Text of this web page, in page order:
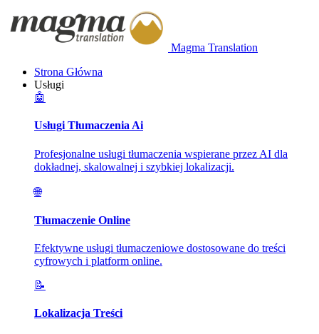
Magma Translation
Strona Główna
Usługi
🤖
Usługi Tłumaczenia Ai
Profesjonalne usługi tłumaczenia wspierane przez AI dla
dokładnej, skalowalnej i szybkiej lokalizacji.
🌐
Tłumaczenie Online
Efektywne usługi tłumaczeniowe dostosowane do treści
cyfrowych i platform online.
📝
Lokalizacja Treści